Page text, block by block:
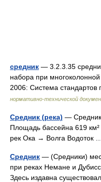
средник — 3.2.3.35
набора при
2006: Система
нормативно-технической
Средник (река) — Средник
Площадь бассейна 619
рек Ока → Волга Водоток
Средник — (Средники)
при реках Немане и
Здесь издавна